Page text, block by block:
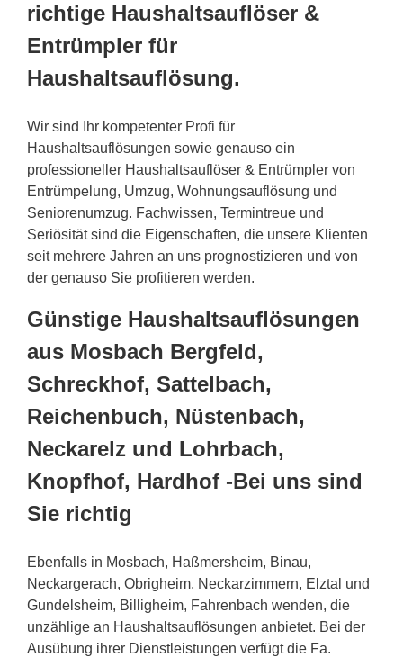
richtige Haushaltsauflöser &
Entrümpler für
Haushaltsauflösung.
Wir sind Ihr kompetenter Profi für
Haushaltsauflösungen sowie genauso ein
professioneller Haushaltsauflöser & Entrümpler von
Entrümpelung, Umzug, Wohnungsauflösung und
Seniorenumzug. Fachwissen, Termintreue und
Seriösität sind die Eigenschaften, die unsere Klienten
seit mehrere Jahren an uns prognostizieren und von
der genauso Sie profitieren werden.
Günstige Haushaltsauflösungen
aus Mosbach Bergfeld,
Schreckhof, Sattelbach,
Reichenbuch, Nüstenbach,
Neckarelz und Lohrbach,
Knopfhof, Hardhof -Bei uns sind
Sie richtig
Ebenfalls in Mosbach, Haßmersheim, Binau,
Neckargerach, Obrigheim, Neckarzimmern, Elztal und
Gundelsheim, Billigheim, Fahrenbach wenden, die
unzählige an Haushaltsauflösungen anbietet. Bei der
Ausübung ihrer Dienstleistungen verfügt die Fa.